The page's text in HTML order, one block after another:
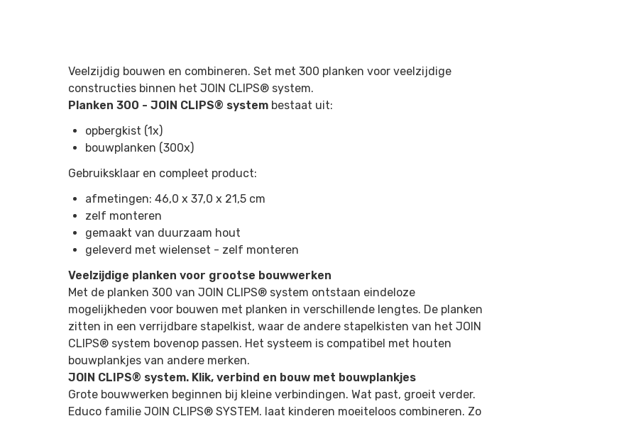
Veelzijdig bouwen en combineren. Set met 300 planken voor veelzijdige
constructies binnen het JOIN CLIPS® system.
Planken 300 - JOIN CLIPS® system bestaat uit:
opbergkist (1x)
bouwplanken (300x)
Gebruiksklaar en compleet product:
afmetingen: 46,0 x 37,0 x 21,5 cm
zelf monteren
gemaakt van duurzaam hout
geleverd met wielenset - zelf monteren
Veelzijdige planken voor grootse bouwwerken
Met de planken 300 van JOIN CLIPS® system ontstaan eindeloze
mogelijkheden voor bouwen met planken in verschillende lengtes. De planken
zitten in een verrijdbare stapelkist, waar de andere stapelkisten van het JOIN
CLIPS® system bovenop passen. Het systeem is compatibel met houten
bouwplankjes van andere merken.
JOIN CLIPS® system. Klik, verbind en bouw met bouwplankjes
Grote bouwwerken beginnen bij kleine verbindingen. Wat past, groeit verder.
Educo familie JOIN CLIPS® SYSTEM. laat kinderen moeiteloos combineren. Zo